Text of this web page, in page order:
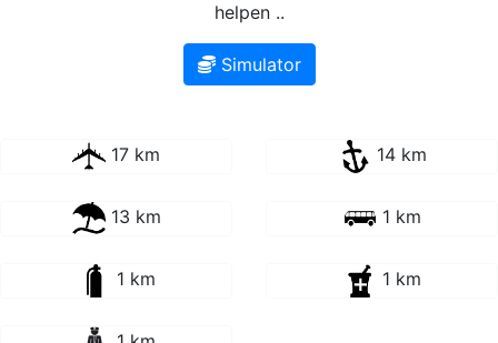
helpen ..
Simulator
17 km 14 km
13 km 1 km
1 km 1 km